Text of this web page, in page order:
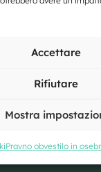
Accettare
Rifiutare
Mostra
Pravno obvestilo in